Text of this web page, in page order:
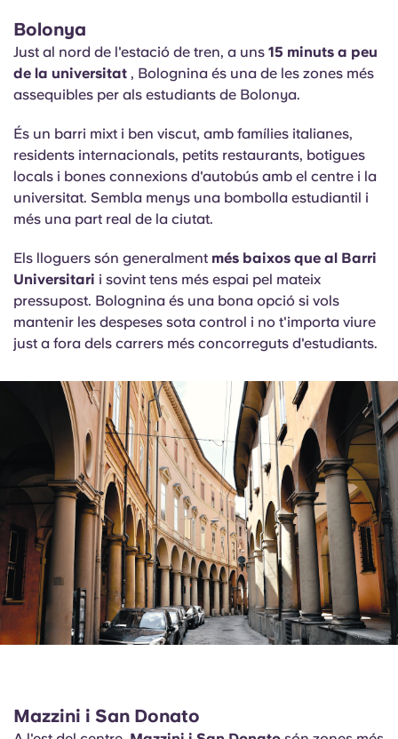
Bolonya
Just al nord de l'estació de tren, a uns 15 minuts a peu
de la universitat , Bolognina és una de les zones més
assequibles per als estudiants de Bolonya.
És un barri mixt i ben viscut, amb famílies italianes,
residents internacionals, petits restaurants, botigues
locals i bones connexions d'autobús amb el centre i la
universitat. Sembla menys una bombolla estudiantil i
més una part real de la ciutat.
Els lloguers són generalment més baixos que al Barri
Universitari i sovint tens més espai pel mateix
pressupost. Bolognina és una bona opció si vols
mantenir les despeses sota control i no t'importa viure
just a fora dels carrers més concorreguts d'estudiants.
Mazzini i San Donato